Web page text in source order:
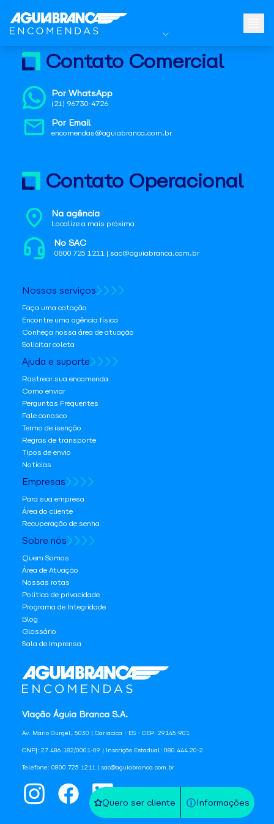
Quero ser cliente Informações
Viação Águia Branca S.A.
Av. Mario Gurgel, 5030 | Cariacica - ES - CEP: 29145-901
CNPJ: 27.486.182/0001-09 | Inscrição Estadual: 080.444.20-2
Telefone: 0800 725 1211 | sac@aguiabranca.com.br
Contato Comercial
Por WhatsApp
(21) 96730-4726
Por Email
encomendas@aguiabranca.com.br
Contato Operacional
Na agência
Localize a mais próxima
No SAC
0800 725 1211 | sac@aguiabranca.com.br
Nossos serviços
Faça uma cotação
Encontre uma agência física
Conheça nossa área de atuação
Solicitar coleta
Ajuda e suporte
Rastrear sua encomenda
Como enviar
Perguntas Frequentes
Fale conosco
Termo de isenção
Regras de transporte
Tipos de envio
Notícias
Empresas
Para sua empresa
Área do cliente
Recuperação de senha
Sobre nós
Quem Somos
Área de Atuação
Nossas rotas
Política de privacidade
Programa de Integridade
Blog
Glossário
Sala de Imprensa